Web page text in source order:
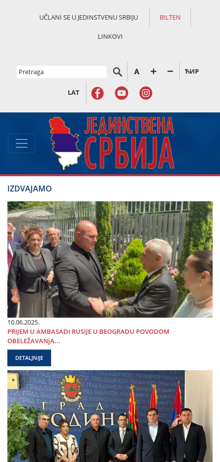
UČLANI SE U JEDINSTVENU SRBIJU BILTEN
LINKOVI
ЋИР
LAT
IZDVAJAMO
10.06.2025.
PRIЈEM U AMBASADI RUSIЈE U BEOGRADU POVODOM
OBELEŽAVANjA...
DETALJNIJE